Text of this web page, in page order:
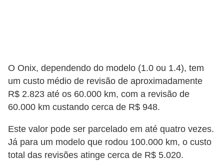
O Onix, dependendo do modelo (1.0 ou 1.4), tem
um custo médio de revisão de aproximadamente
R$ 2.823 até os 60.000 km, com a revisão de
60.000 km custando cerca de R$ 948.
Este valor pode ser parcelado em até quatro vezes.
Já para um modelo que rodou 100.000 km, o custo
total das revisões atinge cerca de R$ 5.020​​.
o
m
o
i
v